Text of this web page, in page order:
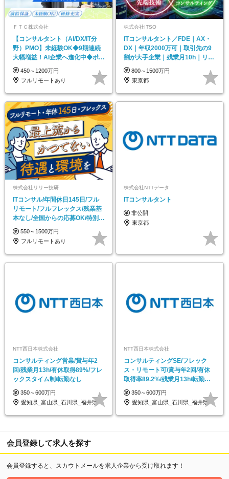
ＦＴＣ株式会社
【コンサルタント（AI/DX/IT分
野）PMO】未経験OK◆9期連続
大幅増益！AI企業へ進化中◆ポジ
ション多数
450～1200万円
フルリモートあり
株式会社ITSO
ITコンサルタント／FDE｜AX・
DX｜年収2000万可｜取引先の9
割が大手企業｜残業月10h｜リモ
ート案件有
800～1500万円
東京都
株式会社リリー技研
ITコンサル/年間休日145日/フル
リモート/フルフレックス/残業基
本なし/全国からの応募OK/特別休
暇あり
550～1500万円
フルリモートあり
株式会社NTTデータ
ITコンサルタント
非公開
東京都
NTT西日本株式会社
コンサルティング営業/賞与年2
回/残業月13h/有休取得89%/フレ
ックスタイム制/転勤なし
350～600万円
愛知県_富山県_石川県_福井県_静岡県_…
NTT西日本株式会社
コンサルティングSE/フレック
ス・リモート可/賞与年2回/有休
取得率89.2%/残業月13h/転勤な
し
350～600万円
愛知県_富山県_石川県_福井県_静岡県_…
会員登録して求人を探す
会員登録すると、スカウトメールを求人企業から受け取れます！